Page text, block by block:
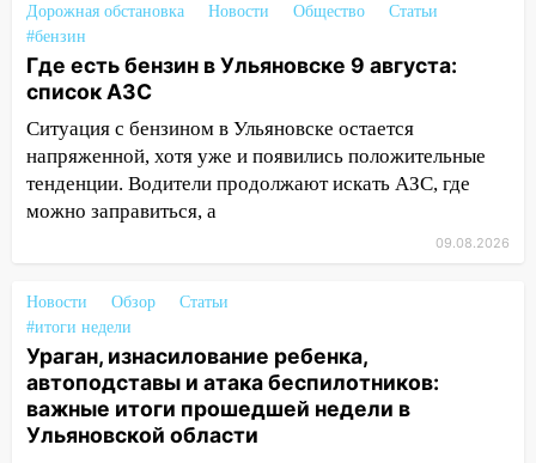
инфраструктуру после шторма
08:19 Внимание! В Цильнинском районе
пропал 67-летний мужчина
08:11 На Ульяновск снова надвигается
непогода
07:30
Евро-3 вместо Евро-5: что
означают классы бензина и можно ли
06:30 Какая погода будет в Ульяновской
области днем 9 августа
05:05 День, когда всё может
измениться: гороскоп на 9 августа —
три знака получат шанс, который нельзя
Дорожная обстановка Новости Общество
Статьи
#бензин
Где есть бензин в Ульяновске 9 августа:
список АЗС
Ситуация с бензином в Ульяновске остается
напряженной, хотя уже и появились положительные
тенденции. Водители продолжают искать АЗС, где
можно заправиться, а
09.08.2026
Новости Обзор
Статьи
#итоги недели
Ураган, изнасилование ребенка,
автоподставы и атака беспилотников:
важные итоги прошедшей недели в
Ульяновской области